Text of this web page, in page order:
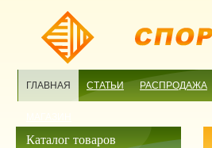
ГЛАВНАЯ СТАТЬИ РАСПРОДАЖА
Каталог товаров